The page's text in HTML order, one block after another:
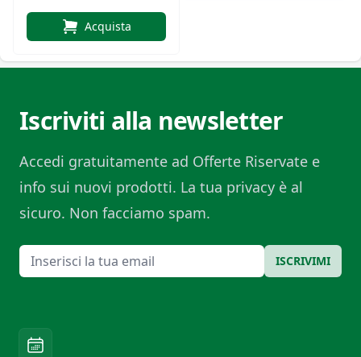
Acquista
Iscriviti alla newsletter
Accedi gratuitamente ad Offerte Riservate e
info sui nuovi prodotti. La tua privacy è al
sicuro. Non facciamo spam.
Email ISCRIVIMI